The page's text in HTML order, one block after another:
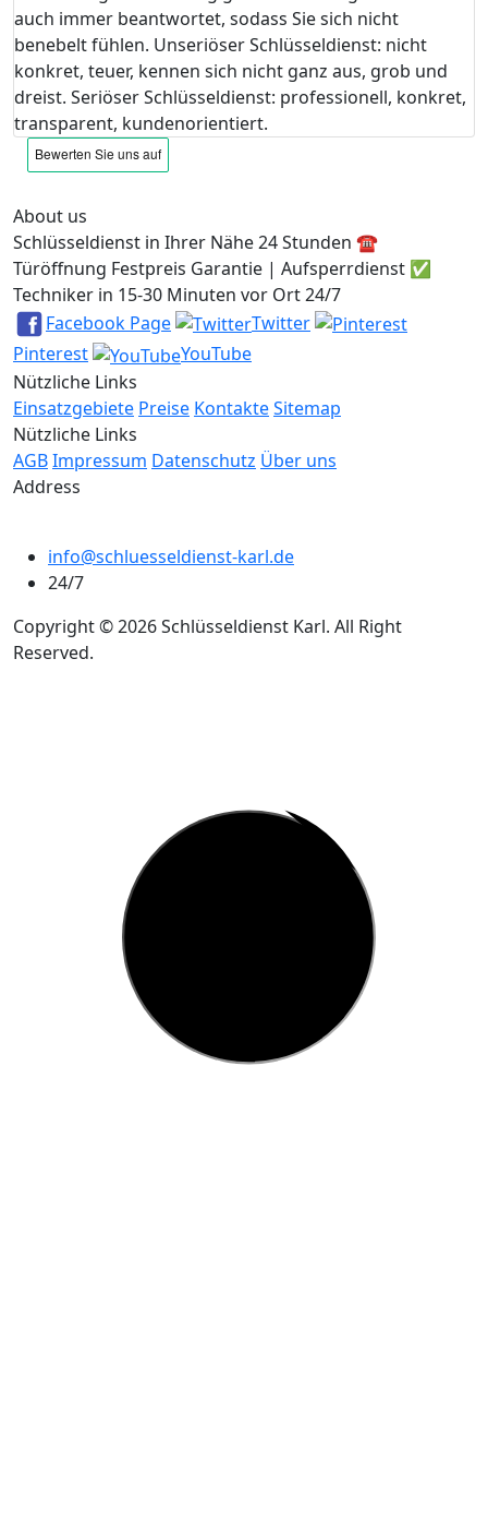
auch immer beantwortet, sodass Sie sich nicht
benebelt fühlen. Unseriöser Schlüsseldienst: nicht
konkret, teuer, kennen sich nicht ganz aus, grob und
dreist. Seriöser Schlüsseldienst: professionell, konkret,
transparent, kundenorientiert.
About us
Schlüsseldienst in Ihrer Nähe 24 Stunden ☎️
Türöffnung Festpreis Garantie | Aufsperrdienst ✅
Techniker in 15-30 Minuten vor Ort 24/7
Facebook Page
Twitter
Pinterest
YouTube
Nützliche Links
Einsatzgebiete Preise KontakteSitemap
Nützliche Links
AGBImpressum Datenschutz Über uns
Address
info@schluesseldienst-karl.de
24/7
Copyright © 2026 Schlüsseldienst Karl. All Right
Reserved.